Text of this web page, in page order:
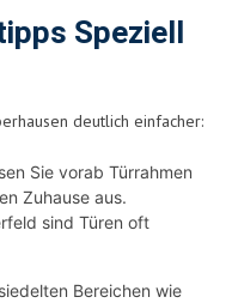
Speziell
deutlich einfacher:
Sie vorab Türrahmen
Zuhause aus.
sind Türen oft
Bereichen wie